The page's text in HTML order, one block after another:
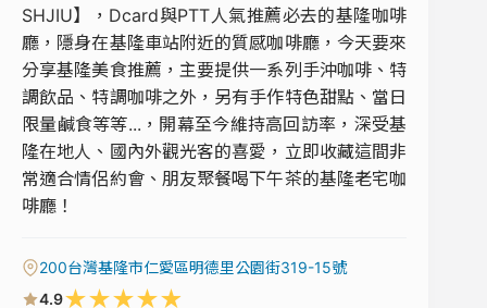
SHJIU】，Dcard與PTT人氣推薦必去的基隆咖啡
廳，隱身在基隆車站附近的質感咖啡廳，今天要來
分享基隆美食推薦，主要提供一系列手沖咖啡、特
調飲品、特調咖啡之外，另有手作特色甜點、當日
限量鹹食等等...，開幕至今維持高回訪率，深受基
隆在地人、國內外觀光客的喜愛，立即收藏這間非
常適合情侶約會、朋友聚餐喝下午茶的基隆老宅咖
啡廳！
200台灣基隆市仁愛區明德里公園街319-15號
4.9★★★★★